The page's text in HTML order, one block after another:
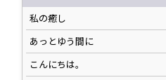
私の癒し
あっとゆう間に
こんにちは。